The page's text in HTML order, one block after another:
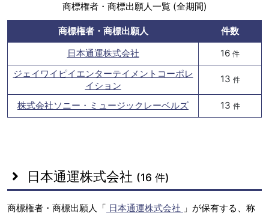
商標権者・商標出願人一覧 (全期間)
商標権者・商標出願人
件数
日本通運株式会社
16 件
ジェイワイピイエンターテイメントコーポレ
イション
13 件
株式会社ソニー・ミュージックレーベルズ 13 件
日本通運株式会社 (16 件)
商標権者・商標出願人「 日本通運株式会社 」が保有する、称